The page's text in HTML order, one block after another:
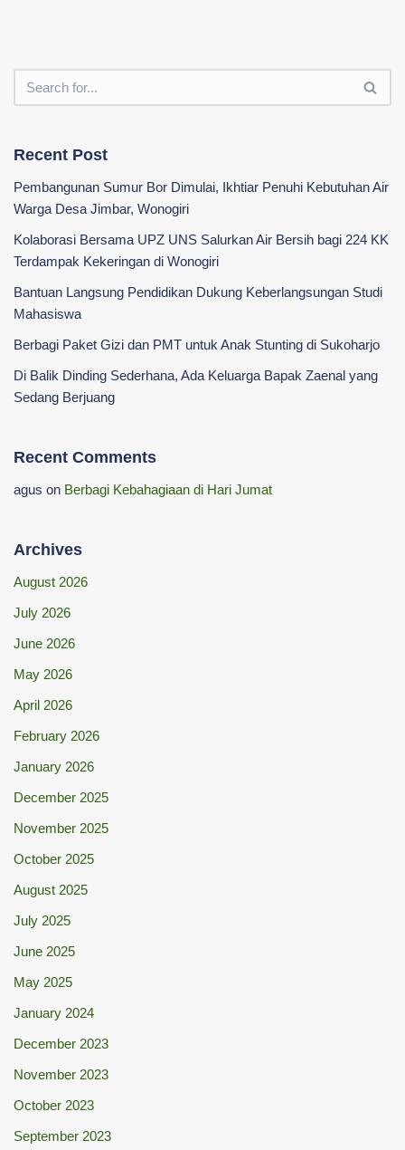
Recent Post
Pembangunan Sumur Bor Dimulai, Ikhtiar Penuhi Kebutuhan Air
Warga Desa Jimbar, Wonogiri
Kolaborasi Bersama UPZ UNS Salurkan Air Bersih bagi 224 KK
Terdampak Kekeringan di Wonogiri
‎Bantuan Langsung Pendidikan Dukung Keberlangsungan Studi
Mahasiswa ‎
Berbagi Paket Gizi dan PMT untuk Anak Stunting di Sukoharjo
Di Balik Dinding Sederhana, Ada Keluarga Bapak Zaenal yang
Sedang Berjuang
Recent Comments
agus on Berbagi Kebahagiaan di Hari Jumat
Archives
August 2026
July 2026
June 2026
May 2026
April 2026
February 2026
January 2026
December 2025
November 2025
October 2025
August 2025
July 2025
June 2025
May 2025
January 2024
December 2023
November 2023
October 2023
September 2023